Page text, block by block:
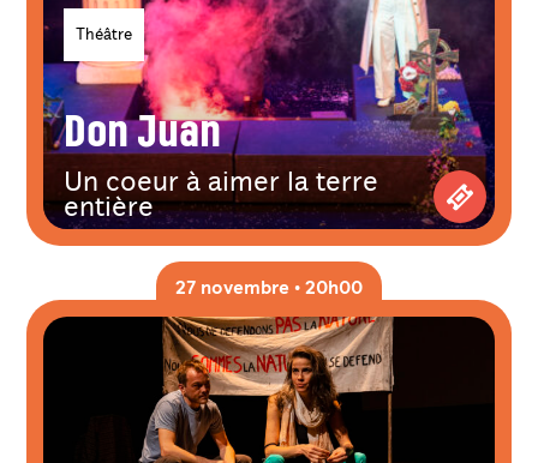
Don Juan
Théâtre
Un coeur à aimer la terre
entière
27 novembre • 20h00